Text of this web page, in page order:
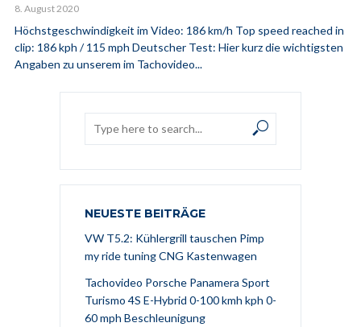
8. August 2020
Höchstgeschwindigkeit im Video: 186 km/h Top speed reached in
clip: 186 kph / 115 mph Deutscher Test: Hier kurz die wichtigsten
Angaben zu unserem im Tachovideo...
NEUESTE BEITRÄGE
VW T5.2: Kühlergrill tauschen Pimp
my ride tuning CNG Kastenwagen
Tachovideo Porsche Panamera Sport
Turismo 4S E-Hybrid 0-100 kmh kph 0-
60 mph Beschleunigung